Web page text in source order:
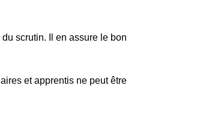
scrutin. Il en assure le bon
et apprentis ne peut être